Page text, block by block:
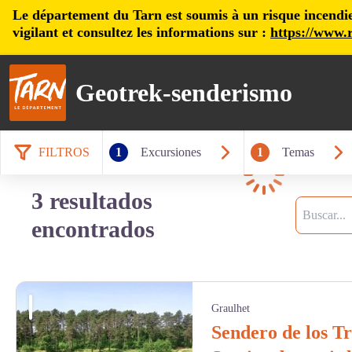
Le département du Tarn est soumis à un risque
vigilant et consultez les informations sur : https://
Geotrek-senderismo
FILTROS 1 Excursiones 1 Temas
3 resultados
encontrados
Busca
Graulhet
Sendero de los
Cargando